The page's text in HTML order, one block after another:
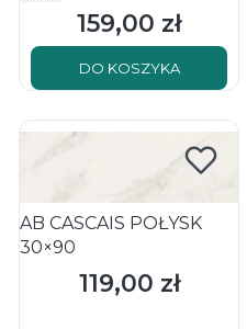
Cena
159,00 zł
DO KOSZYKA
AB CASCAIS POŁYSK
30×90
Cena
119,00 zł